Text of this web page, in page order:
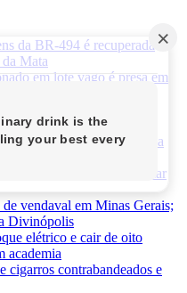
da BR-494 é recuperada
Mata
em lote vago é presa em
ataque a facadas no bairro
será de sol, calor e baixa
de hospital após reclamar
vendaval em Minas Gerais;
Divinópolis
elétrico e cair de oito
academia
cigarros contrabandeados e